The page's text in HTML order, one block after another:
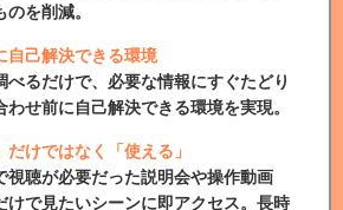
を削減。
自己解決できる環境
べるだけで、必要な情報にすぐたどり
わせ前に自己解決できる環境を実現。
けではなく「使える」
視聴が必要だった説明会や操作動画
けで見たいシーンに即アクセス。長時